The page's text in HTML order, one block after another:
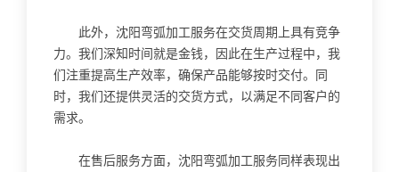
此外，沈阳弯弧加工服务在交货周期上具有竞争
力。我们深知时间就是金钱，因此在生产过程中，我
们注重提高生产效率，确保产品能够按时交付。同
时，我们还提供灵活的交货方式，以满足不同客户的
需求。
在售后服务方面，沈阳弯弧加工服务同样表现出